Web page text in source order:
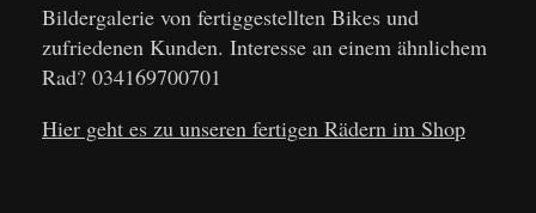
Bildergalerie von fertiggestellten Bikes und
zufriedenen Kunden. Interesse an einem ähnlichem
Rad? 034169700701
Hier geht es zu unseren fertigen Rädern im Shop